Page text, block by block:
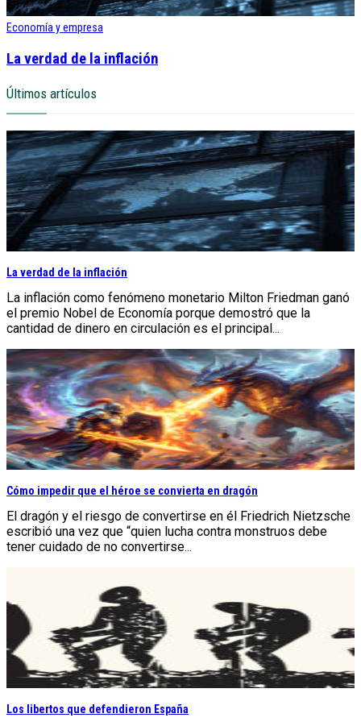
Economía y empresa
La verdad de la inflación
Últimos artículos
La verdad de la inflación
La inflación como fenómeno monetario Milton Friedman ganó
el premio Nobel de Economía porque demostró que la
cantidad de dinero en circulación es el principal...
Cómo impedir que el héroe se convierta en dragón
El dragón y el riesgo de convertirse en él Friedrich Nietzsche
escribió una vez que “quien lucha contra monstruos debe
tener cuidado de no convertirse...
Los libertos que defendieron España